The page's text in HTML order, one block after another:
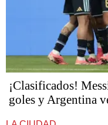
¡Clasificados!
goles y Argentina